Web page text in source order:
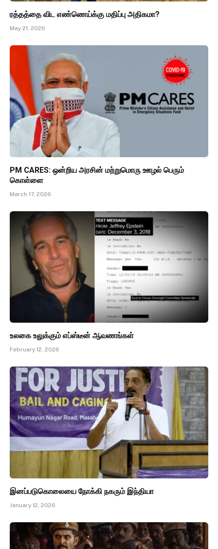
ரத்தத்தை விட எண்ணெய்க்கு மதிப்பு அதிகமா?
May 21, 2026
PM CARES: ஒன்றிய அரசின் மற்றுமொரு ஊழல் பெரும்
கொள்ளை
March 17, 2026
உலகை உலுக்கும் எப்ஸ்டீன் ஆவணங்கள்
February 12, 2026
இனப்படுகொலையை நோக்கி நகரும் இந்தியா
January 12, 2026